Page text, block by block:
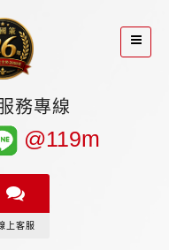
務專線
@119m
上客服